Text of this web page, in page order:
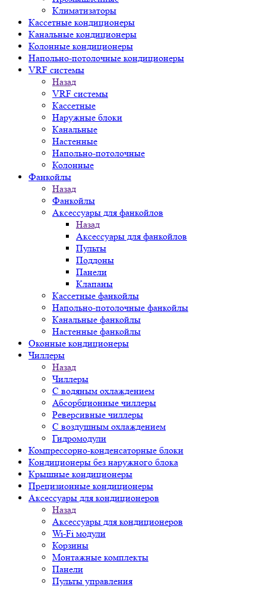
Климатизаторы
Кассетные кондиционеры
Канальные кондиционеры
Колонные кондиционеры
Напольно-потолочные кондиционеры
VRF системы
Назад
VRF системы
Кассетные
Наружные блоки
Канальные
Настенные
Напольно-потолочные
Колонные
Фанкойлы
Назад
Фанкойлы
Аксессуары для фанкойлов
Назад
Аксессуары для фанкойлов
Пульты
Поддоны
Панели
Клапаны
Кассетные фанкойлы
Напольно-потолочные фанкойлы
Канальные фанкойлы
Настенные фанкойлы
Оконные кондиционеры
Чиллеры
Назад
Чиллеры
С водяным охлаждением
Абсорбционные чиллеры
Реверсивные чиллеры
С воздушным охлаждением
Гидромодули
Компрессорно-конденсаторные блоки
Кондиционеры без наружного блока
Крышные кондиционеры
Прецизионные кондиционеры
Аксессуары для кондиционеров
Назад
Аксессуары для кондиционеров
Wi-Fi модули
Корзины
Монтажные комплекты
Панели
Пульты управления